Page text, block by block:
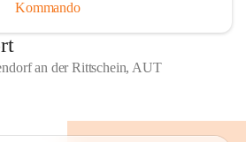
Kommando
an der Rittschein, AUT